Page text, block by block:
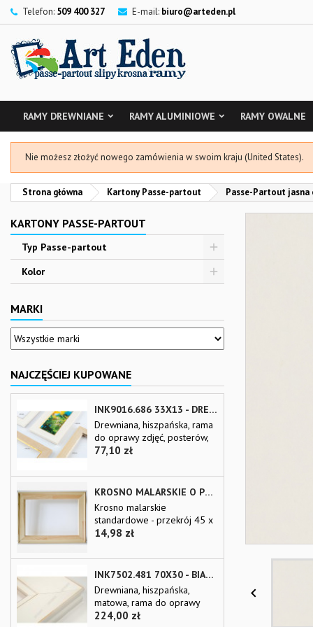
Telefon: 509 400 327 E-mail: biuro@arteden.pl
RAMY DREWNIANE RAMY ALUMINIOWE RAMY OWALNE
Nie możesz złożyć nowego zamówienia w swoim kraju (United States).
Strona główna Kartony Passe-partout Passe-Partout jasna
KARTONY PASSE-PARTOUT
Typ Passe-partout
Kolor
MARKI
NAJCZĘŚCIEJ KUPOWANE
INK9016.686 33X13 - DREWNIANA BEŻOWA RAMA - WKŁADKA DO OBRAZÓW I LUSTER
Drewniana, hiszpańska, rama
do oprawy zdjęć, posterów,
plakatów, reprodukcji i luster
passepart-out UWAGI:
Dostawa kurierska gotowej
170x100 cm jest utrudniona.
Zapytaj sprzedawcę Dostawa
kurierska listew o długości
podwyższoną opłatą
logistyczną Proszę
sprawdzać dostępność listwy
przed...
Cena
77,10 zł
KROSNO MALARSKIE O PRZEKROJU 45 X 20 MM
Krosno malarskie
standardowe - przekrój 45 x
20 mm na wymiar Krosno
wpust bez pomocy narzędzi.
Krosno wykonane z suchego
sosnowego. Domyślne ilości
poprzeczek w zależności od
wymiarów krosna: szerokość
Cena
14,98 zł
INK7502.481 70X30 - BIAŁA MATOWA RAMA Z PRZECIERANYMI BRZEGAMI
Drewniana, hiszpańska,
matowa, rama do oprawy
zdjęć, posterów, plakatów,
Cena
224,00 zł
